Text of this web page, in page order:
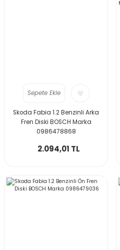
Sepete Ekle
Skoda Fabia 1.2 Benzinli Arka
Fren Diski BOSCH Marka
0986478868
2.094,01 TL